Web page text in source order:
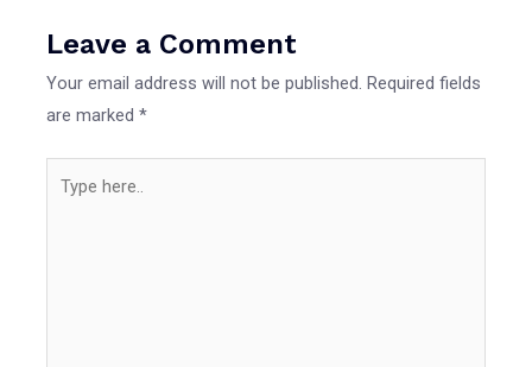
Leave a Comment
Your email address will not be published. Required fields
are marked*